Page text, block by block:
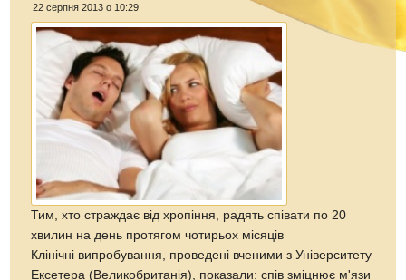
22 серпня 2013 о 10:29
Тим, хто страждає від хропіння, радять співати по 20
хвилин на день протягом чотирьох місяців
Клінічні випробування, проведені вченими з Університету
Ексетера (Великобританія), показали: спів зміцнює м'язи